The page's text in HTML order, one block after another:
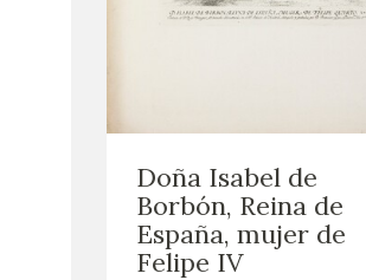
Doña Isabel de
Borbón, Reina de
España, mujer de
Felipe IV